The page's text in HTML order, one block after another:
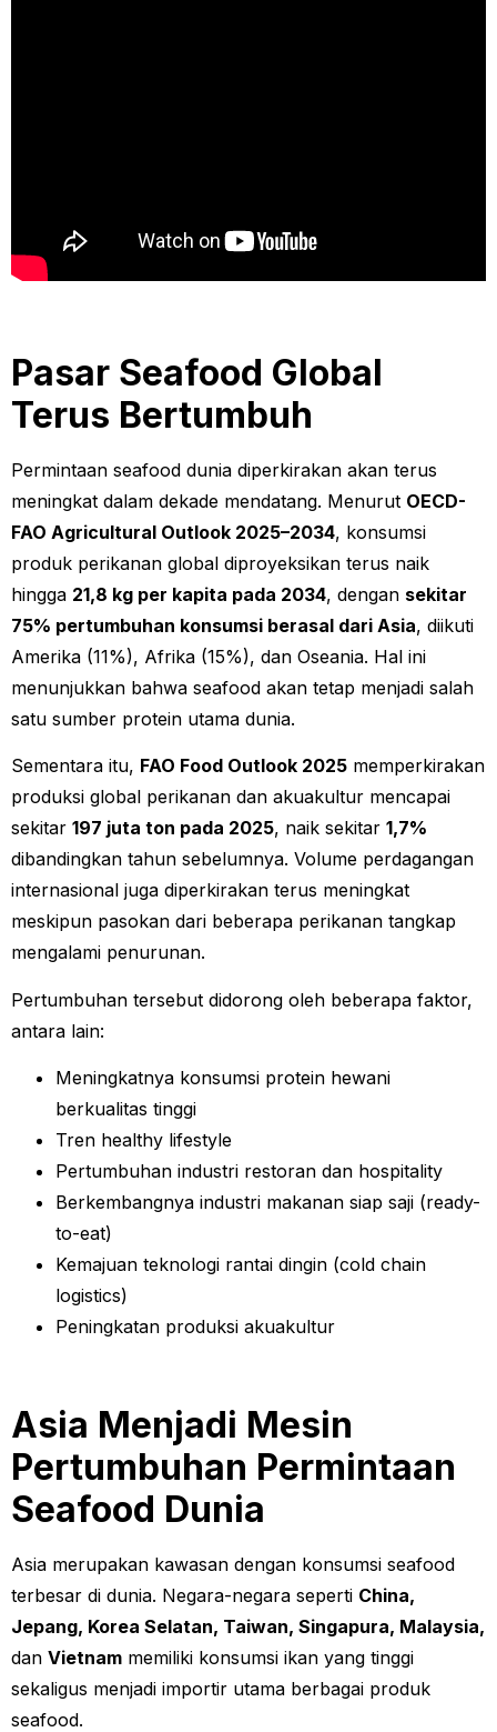
Pasar Seafood Global
Terus Bertumbuh
Permintaan seafood dunia diperkirakan akan terus
meningkat dalam dekade mendatang. Menurut OECD-
FAO Agricultural Outlook 2025–2034, konsumsi
produk perikanan global diproyeksikan terus naik
hingga 21,8 kg per kapita pada 2034, dengan sekitar
75% pertumbuhan konsumsi berasal dari Asia, diikuti
Amerika (11%), Afrika (15%), dan Oseania. Hal ini
menunjukkan bahwa seafood akan tetap menjadi salah
satu sumber protein utama dunia.
Sementara itu, FAO Food Outlook 2025 memperkirakan
produksi global perikanan dan akuakultur mencapai
sekitar 197 juta ton pada 2025, naik sekitar 1,7%
dibandingkan tahun sebelumnya. Volume perdagangan
internasional juga diperkirakan terus meningkat
meskipun pasokan dari beberapa perikanan tangkap
mengalami penurunan.
Pertumbuhan tersebut didorong oleh beberapa faktor,
antara lain:
Meningkatnya konsumsi protein hewani
berkualitas tinggi
Tren healthy lifestyle
Pertumbuhan industri restoran dan hospitality
Berkembangnya industri makanan siap saji (ready-
to-eat)
Kemajuan teknologi rantai dingin (cold chain
logistics)
Peningkatan produksi akuakultur
Asia Menjadi Mesin
Pertumbuhan Permintaan
Seafood Dunia
Asia merupakan kawasan dengan konsumsi seafood
terbesar di dunia. Negara-negara seperti China,
Jepang, Korea Selatan, Taiwan, Singapura, Malaysia,
dan Vietnam memiliki konsumsi ikan yang tinggi
sekaligus menjadi importir utama berbagai produk
seafood.